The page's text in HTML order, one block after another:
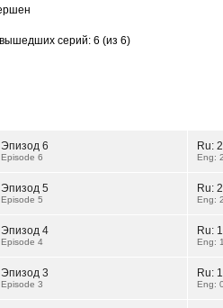
вышедших серий: 6 (из 6)
Эпизод 6
Episode 6
Ru:
Eng:
Эпизод 5
Episode 5
Ru:
Eng:
Эпизод 4
Episode 4
Ru:
Eng:
Эпизод 3
Episode 3
Ru:
Eng: